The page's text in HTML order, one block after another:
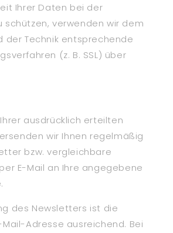
Ihrer Daten bei der
schützen, verwenden wir dem
der Technik entsprechende
(z. B. SSL) über
ausdrücklich erteilten
wir Ihnen regelmäßig
bzw. vergleichbare
E-Mail an Ihre angegebene
des Newsletters ist die
Adresse ausreichend. Bei